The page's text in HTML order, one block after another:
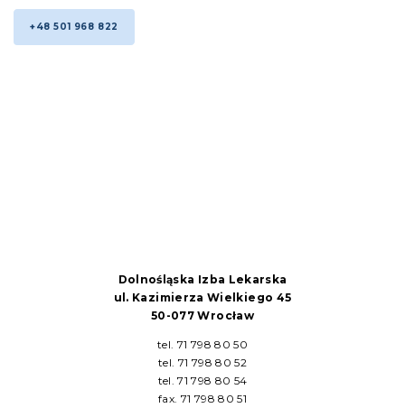
+48 501 968 822
Dolnośląska Izba Lekarska
ul. Kazimierza Wielkiego 45
50-077 Wrocław
tel. 71 798 80 50
tel. 71 798 80 52
tel. 71 798 80 54
fax. 71 798 80 51